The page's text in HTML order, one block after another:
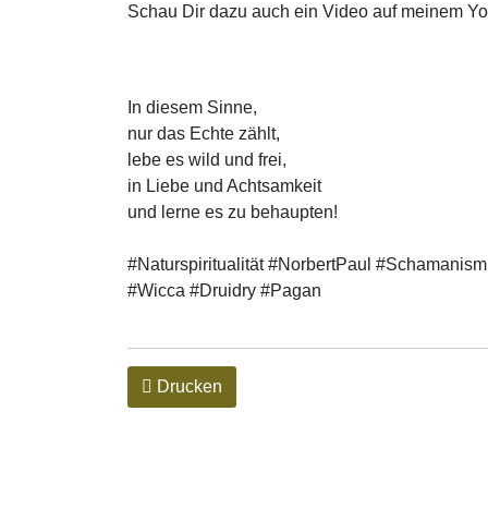
Schau Dir dazu auch ein Video auf meinem
In diesem Sinne,
nur das Echte zählt,
lebe es wild und frei,
in Liebe und Achtsamkeit
und lerne es zu behaupten!
#Naturspiritualität #NorbertPaul
#Wicca #Druidry #Pagan
Drucken